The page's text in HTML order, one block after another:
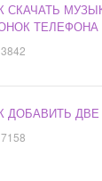
СКАЧАТЬ
ТЕЛЕФОНА
3842
ДОБАВИТЬ
7158